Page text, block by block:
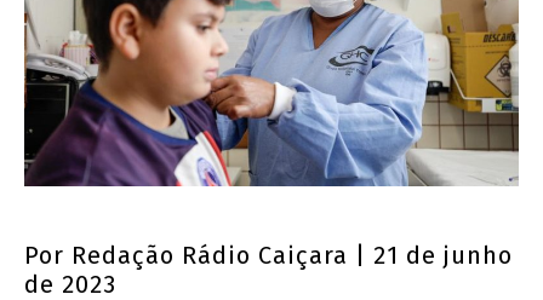
Por Redação Rádio Caiçara | 21 de junho
de 2023